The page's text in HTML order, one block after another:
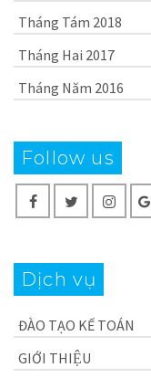
Tháng Tám 2018
Tháng Hai 2017
Tháng Năm 2016
Follow us
Dịch vụ
ĐÀO TẠO KẾ TOÁN
GIỚI THIỆU